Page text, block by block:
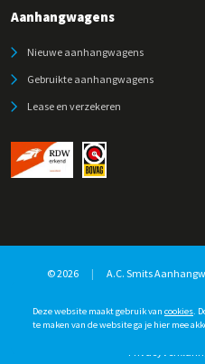
Aanhangwagens
Nieuwe aanhangwagens
Gebruikte aanhangwagens
Lease en verzekeren
© 2026 | A.C. Smits
Deze website maakt gebruik van cookies.
te maken van de website ga je hier mee